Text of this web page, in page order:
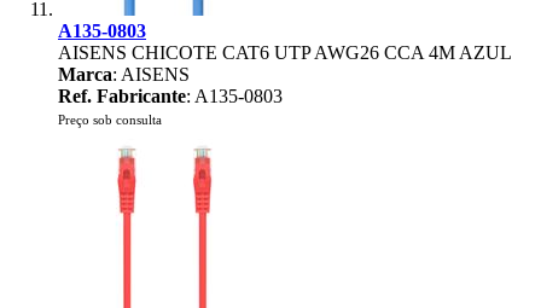
A135-0803
AISENS CHICOTE CAT6 UTP AWG26 CCA 4M AZUL
Marca: AISENS
Ref. Fabricante: A135-0803
Preço sob consulta